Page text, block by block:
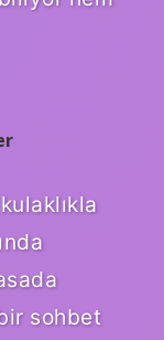
sohbet